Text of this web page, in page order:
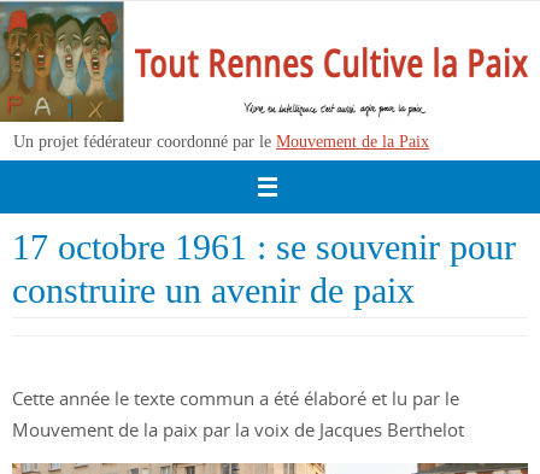
Passer
vers
le
contenu
Un projet fédérateur coordonné par leMouvement de la Paix
17 octobre 1961 : se souvenir pour
construire un avenir de paix
Cette année le texte commun a été élaboré et lu par le
Mouvement de la paix par la voix de Jacques Berthelot